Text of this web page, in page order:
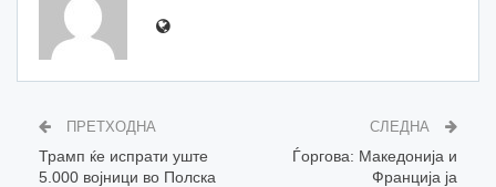
ПРЕТХОДНА
Трамп ќе испрати уште
5.000 војници во Полска
СЛЕДНА
Ѓоргова: Македонија и
Франција ја